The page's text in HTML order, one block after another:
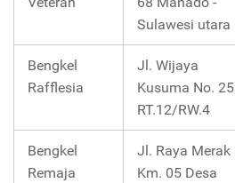
Sulawesi utara
Bengkel
Rafflesia
Jl. Wijaya
Kusuma No. 25
RT.12/RW.4
Bengkel
Remaja
Jl. Raya Merak
Km. 05 Desa